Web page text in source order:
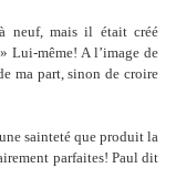
neuf, mais il était créé
Lui-même! A l’image de
ma part, sinon de croire
sainteté que produit la
parfaites! Paul dit